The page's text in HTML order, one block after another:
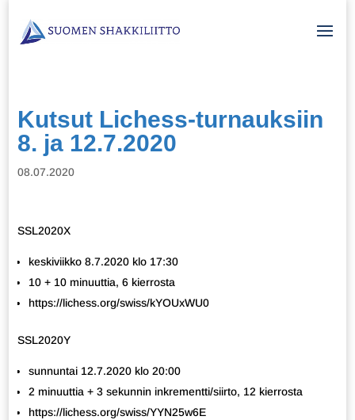
Kutsut Lichess-turnauksiin
8. ja 12.7.2020
08.07.2020
SSL2020X
keskiviikko 8.7.2020 klo 17:30
10 + 10 minuuttia, 6 kierrosta
https://lichess.org/swiss/kYOUxWU0
SSL2020Y
sunnuntai 12.7.2020 klo 20:00
2 minuuttia + 3 sekunnin inkrementti/siirto, 12 kierrosta
https://lichess.org/swiss/YYN25w6E